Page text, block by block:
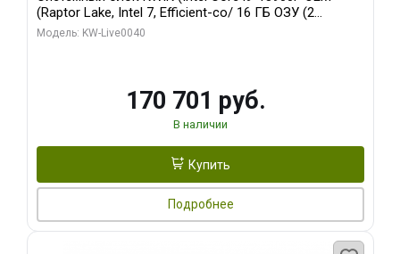
(Raptor Lake, Intel 7, Efficient-co/ 16 ГБ ОЗУ (2
модуля)/ Gigabyte RTX5070 GAMING OC 12GB GDDR7
Модель: KW-Live0040
170 701 руб.
В наличии
Купить
Подробнее